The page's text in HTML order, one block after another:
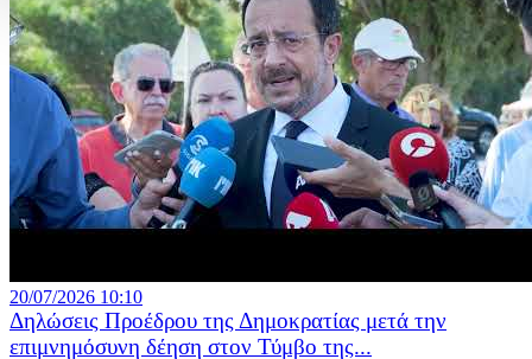
20/07/2026 10:10
Δηλώσεις Προέδρου της Δημοκρατίας μετά την
επιμνημόσυνη δέηση στον Τύμβο της...